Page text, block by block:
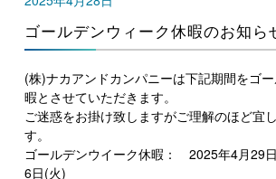
ゴールデンウィーク休暇のお知ら
(株)ナカアンドカンパニーは下記期間をゴ
暇とさせていただきます。
ご迷惑をお掛け致しますがご理解のほど宜
す。
ゴールデンウイーク休暇： 2025年4月29
6日(火)